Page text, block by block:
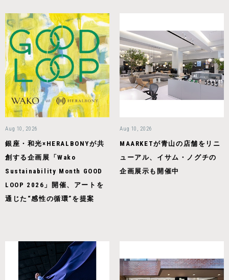
Aug 10, 2026
銀座・和光×HERALBONYが共
創する企画展「Wako
Sustainability Month GOOD
LOOP 2026」開催、アートを
通じた“感性の循環”を提案
Aug 10, 2026
MAARKETが青山の店舗をリニ
ューアル、イサム・ノグチの
企画展示も開催中